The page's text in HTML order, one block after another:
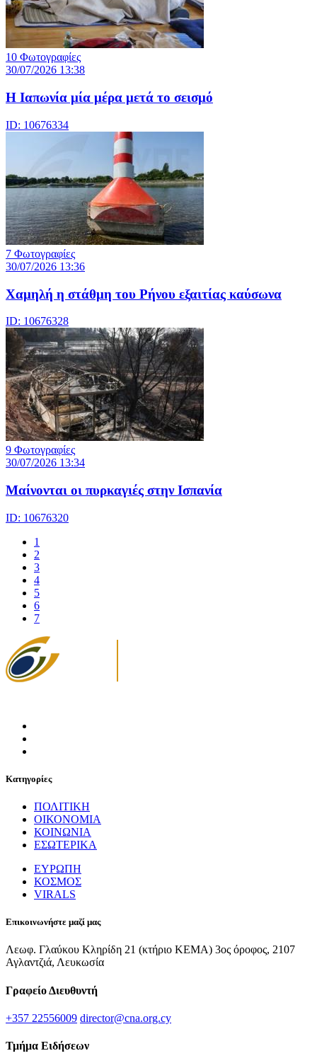
10 Φωτογραφίες
30/07/2026 13:38
Η Ιαπωνία μία μέρα μετά το σεισμό
ID: 10676334
7 Φωτογραφίες
30/07/2026 13:36
Χαμηλή η στάθμη του Ρήνου εξαιτίας καύσωνα
ID: 10676328
9 Φωτογραφίες
30/07/2026 13:34
Μαίνονται οι πυρκαγιές στην Ισπανία
ID: 10676320
1
2
3
4
5
6
7
Κατηγορίες
ΠΟΛΙΤΙΚΗ
ΟΙΚΟΝΟΜΙΑ
ΚΟΙΝΩΝΙΑ
ΕΣΩΤΕΡΙΚΑ
ΕΥΡΩΠΗ
ΚΟΣΜΟΣ
VIRALS
Επικοινωνήστε μαζί μας
Λεωφ. Γλαύκου Κληρίδη 21 (κτήριο ΚΕΜΑ) 3ος όροφος, 2107
Αγλαντζιά, Λευκωσία
Γραφείο Διευθυντή
+357 22556009 director@cna.org.cy
Τμήμα Ειδήσεων